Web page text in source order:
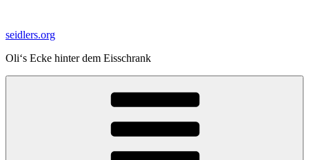
springen
seidlers.org
Oli‘s Ecke hinter dem Eisschrank